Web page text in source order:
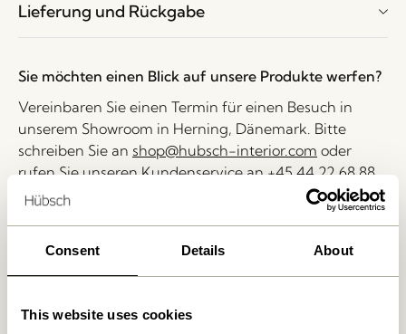
Consent Details About
This website uses cookies
Lieferung und Rückgabe
Sie möchten einen Blick auf unsere Produkte werfen?
Vereinbaren Sie einen Termin für einen Besuch in
unserem Showroom in Herning, Dänemark. Bitte
schreiben Sie an shop@hubsch-interior.com oder
rufen Sie unseren Kundenservice an+45 44 22 68 88
Lieferung 1-4 Werktage
30 Tage Rückgaberecht
Kostenlose Lieferung über